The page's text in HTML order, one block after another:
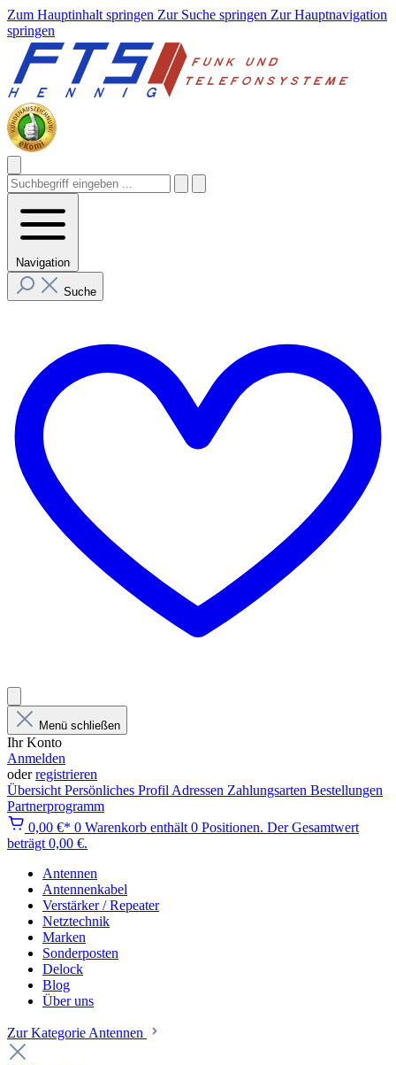
Zum Hauptinhalt springen Zur Suche springen Zur Hauptnavigation
springen
Navigation
Suche
Menü schließen
Ihr Konto
Anmelden
oderregistrieren
Übersicht Persönliches Profil Adressen Zahlungsarten Bestellungen
Partnerprogramm
0,00 €* 0 Warenkorb enthält 0 Positionen. Der Gesamtwert
beträgt 0,00 €.
Antennen
Antennenkabel
Verstärker / Repeater
Netztechnik
Marken
Sonderposten
Delock
Blog
Über uns
Zur Kategorie Antennen